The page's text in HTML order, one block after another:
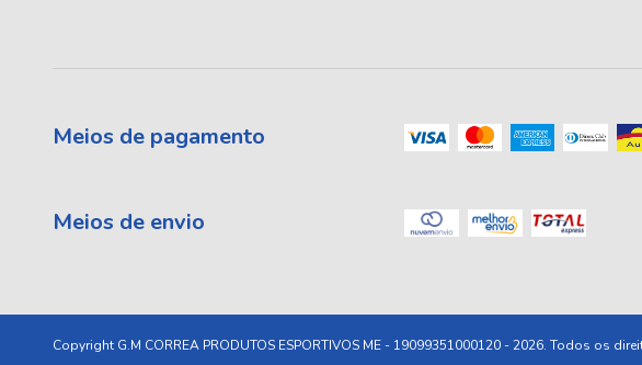
Meios de pagamento
Meios de envio
Copyright G.M CORREA PRODUTOS ESPORTIVOS ME - 19099351000120 - 2026. Todos os